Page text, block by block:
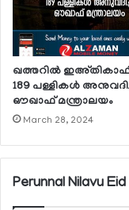
ഖത്തറില്‍
189 പള്ളികള്‍
ഔഖാഫ് മന്ത്രാലയം
March 28, 2024
Perunnal Nilavu